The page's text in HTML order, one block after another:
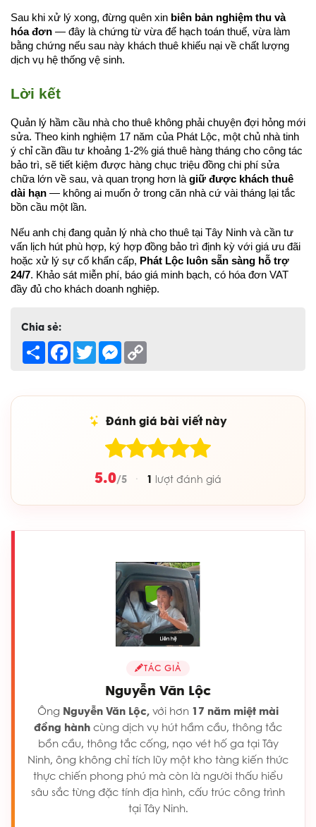
Sau khi xử lý xong, đừng quên xin biên bản nghiệm thu và
hóa đơn — đây là chứng từ vừa để hạch toán thuế, vừa làm
bằng chứng nếu sau này khách thuê khiếu nại về chất lượng
dịch vụ hệ thống vệ sinh.
Lời kết
Quản lý hầm cầu nhà cho thuê không phải chuyện đợi hỏng mới
sửa. Theo kinh nghiệm 17 năm của Phát Lộc, một chủ nhà tinh
ý chỉ cần đầu tư khoảng 1-2% giá thuê hàng tháng cho công tác
bảo trì, sẽ tiết kiệm được hàng chục triệu đồng chi phí sửa
chữa lớn về sau, và quan trọng hơn là giữ được khách thuê
dài hạn — không ai muốn ở trong căn nhà cứ vài tháng lại tắc
bồn cầu một lần.
Nếu anh chị đang quản lý nhà cho thuê tại Tây Ninh và cần tư
vấn lịch hút phù hợp, ký hợp đồng bảo trì định kỳ với giá ưu đãi
hoặc xử lý sự cố khẩn cấp, Phát Lộc luôn sẵn sàng hỗ trợ
24/7. Khảo sát miễn phí, báo giá minh bạch, có hóa đơn VAT
đầy đủ cho khách doanh nghiệp.
Chia sẻ:
Share Facebook
TwitterMessenger
Đánh giá bài viết này
5.0/5 · 1 lượt đánh giá
TÁC GIẢ
Nguyễn Văn Lộc
Ông Nguyễn Văn Lộc,với hơn 17 năm miệt mài
đồng hànhcùng dịch vụ hút hầm cầu, thông tắc
bồn cầu, thông tắc cống, nạo vét hố ga tại Tây
Ninh, ông không chỉ tích lũy một kho tàng kiến thức
thực chiến phong phú mà còn là người thấu hiểu
sâu sắc từng đặc tính địa hình, cấu trúc công trình
tại Tây Ninh.